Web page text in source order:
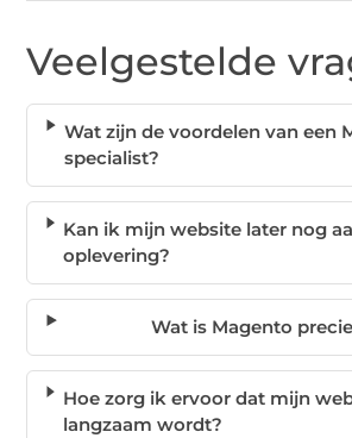
Veelgestelde
Wat zijn de voordelen van een
specialist?
Kan ik mijn website later nog
oplevering?
Wat is Magento
Hoe zorg ik ervoor dat mijn
langzaam wordt?